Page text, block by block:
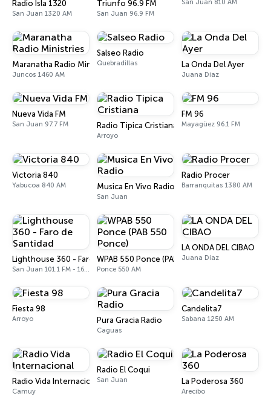
Radio Isla 1320
San Juan 1320 AM
Triunfo 96.9 FM
San Juan 96.9 FM
San Juan 810 AM
Maranatha Radio Ministries
Juncos 1460 AM
Salseo Radio
Quebradillas La Onda Del Ayer
Juana Díaz
Nueva Vida FM
San Juan 97.7 FM Radio Tipica Cristiana
Arroyo
FM 96
Mayagüez 96.1 FM
Victoria 840
Yabucoa 840 AM Musica En Vivo Radio
San Juan
Radio Procer
Barranquitas 1380 AM
Lighthouse 360 - Faro de Santidad
San Juan 101.1 FM - 1660 AM
WPAB 550 Ponce (PAB 550 Ponce)
Ponce 550 AM
LA ONDA DEL CIBAO
Juana Díaz
Fiesta 98
Arroyo Pura Gracia Radio
Caguas
Candelita7
Sabana 1250 AM
Radio Vida Internacional
Camuy
Radio El Coqui
San Juan La Poderosa 360
Arecibo